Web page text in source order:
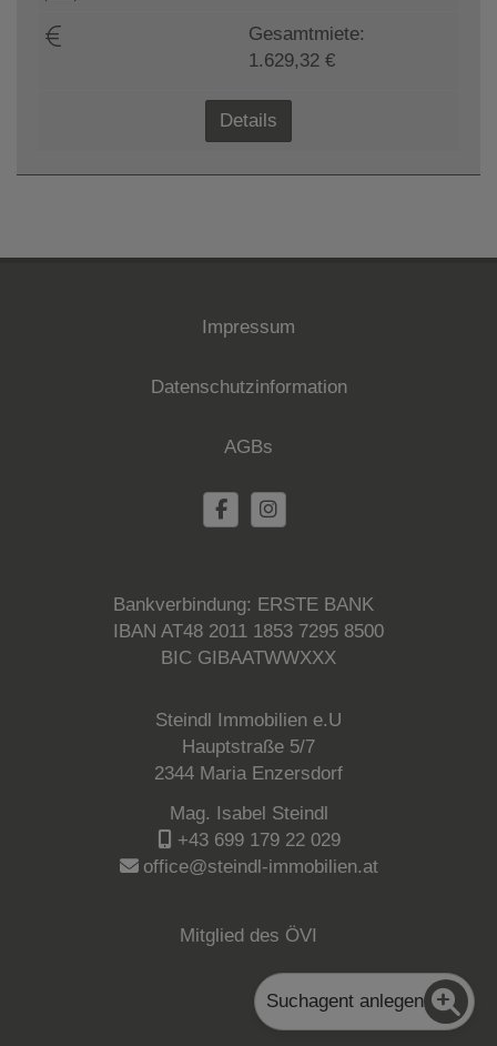
Gesamtmiete:
1.629,32 €
Details
Impressum
Datenschutzinformation
AGBs
Bankverbindung: ERSTE BANK
IBAN AT48 2011 1853 7295 8500
BIC GIBAATWWXXX
Steindl Immobilien e.U
Hauptstraße 5/7
2344 Maria Enzersdorf
Mag. Isabel Steindl
+43 699 179 22 029
office@steindl-immobilien.at
Mitglied des ÖVI
Suchagent anlegen